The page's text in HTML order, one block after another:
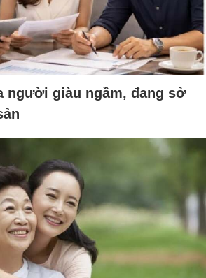
người giàu ngầm, đang sở